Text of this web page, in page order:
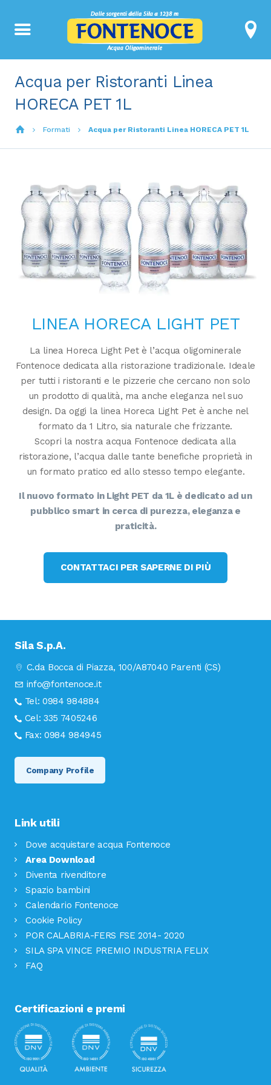
Acqua per Ristoranti Linea
HORECA PET 1L
Formati Acqua per Ristoranti Linea HORECA PET 1L
LINEA HORECA LIGHT PET
La linea Horeca Light Pet è l’acqua oligominerale
Fontenoce dedicata alla ristorazione tradizionale. Ideale
per tutti i ristoranti e le pizzerie che cercano non solo
un prodotto di qualità, ma anche eleganza nel suo
design. Da oggi la linea Horeca Light Pet è anche nel
formato da 1 Litro, sia naturale che frizzante.
Scopri la nostra acqua Fontenoce dedicata alla
ristorazione, l’acqua dalle tante benefiche proprietà in
un formato pratico ed allo stesso tempo elegante.
Il nuovo formato in Light PET da 1L è dedicato ad un
pubblico smart in cerca di purezza, eleganza e
praticità.
CONTATTACI PER SAPERNE DI PIÙ
Sila S.p.A.
C.da Bocca di Piazza, 100/A87040 Parenti (CS)
info@fontenoce.it
Tel:0984 984884
Cel:335 7405246
Fax:0984 984945
Company Profile
Link utili
Dove acquistare acqua Fontenoce
Area Download
Diventa rivenditore
Spazio bambini
Calendario Fontenoce
Cookie Policy
POR CALABRIA-FERS FSE 2014- 2020
SILA SPA VINCE PREMIO INDUSTRIA FELIX
FAQ
Certificazioni e premi